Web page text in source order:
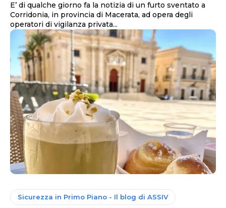
E’ di qualche giorno fa la notizia di un furto sventato a
Corridonia, in provincia di Macerata, ad opera degli
operatori di vigilanza privata...
Sicurezza in Primo Piano - Il blog di ASSIV